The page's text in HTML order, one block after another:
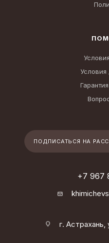
Условия
ПОДПИСАТЬСЯ НА
+7 967
г. Астрахань,